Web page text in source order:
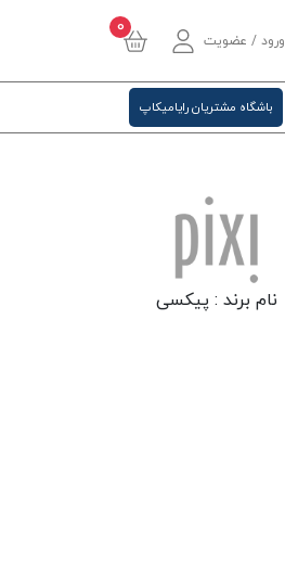
ورود / عضویت
0
باشگاه مشتریان رایامیکاپ
نام برند : پیکسی